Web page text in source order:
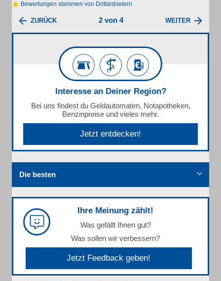
Bewertungen stammen von Drittanbietern
ZURÜCK 2 von 4 WEITER
Interesse an Deiner Region?
Bei uns findest du Geldautomaten, Notapotheken,
Benzinpreise und vieles mehr.
Jetzt entdecken!
Die besten
Ihre Meinung zählt!
Was gefällt Ihnen gut?
Was sollen wir verbessern?
Jetzt Feedback geben!